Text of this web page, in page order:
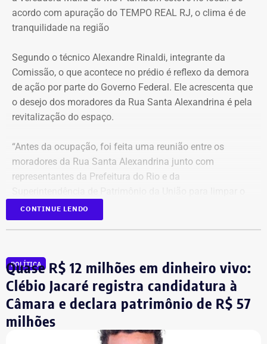
acordo com apuração do TEMPO REAL RJ, o clima é de
tranquilidade na região
Segundo o técnico Alexandre Rinaldi, integrante da
Comissão, o que acontece no prédio é reflexo da demora
de ação por parte do Governo Federal. Ele acrescenta que
o desejo dos moradores da Rua Santa Alexandrina é pela
revitalização do espaço.
“Antes da ocupação, foi feita uma reunião entre os
moradores da Rua Santa Alexandrina junto com
representantes da Prefeitura do Rio e da
terreno até passar para o Arquivo Nacional. Mas o
Governo Federal demorou tanto para agir que hoje
comentou.
Integrante de movimento afirma que
ocupação aconteceu após quatro
CONTINUE LENDO
POLÍTICA
Quase R$ 12 milhões em dinheiro vivo:
Clébio Jacaré registra candidatura à
Câmara e declara patrimônio de R$ 57
milhões